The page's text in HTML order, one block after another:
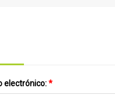
electrónico:*